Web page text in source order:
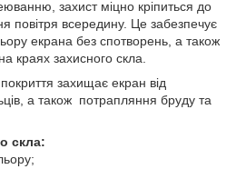
захист міцно кріпиться до
повітря всередину. Це забезпечує
екрана без спотворень, а також
краях захисного скла.
захищає екран від
а також потрапляння бруду та
скла: